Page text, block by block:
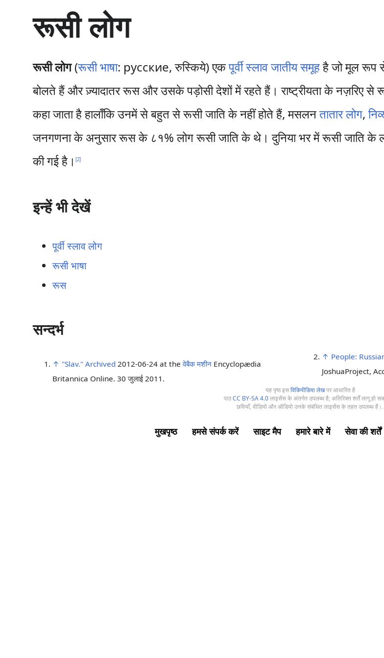
म
ग्री
एँ
रूसी लोग
रूसी लोग(रूसी भाषा: русские, रुस्किये) एकपूर्वी स्लावजातीय समूहहै जो मूल रूप
बोलते हैं और ज़्यादातर रूस और उसके पड़ोसी देशों में रहते हैं। राष्ट्रीयता के नज़रिए से
कहा जाता है हालाँकि उनमें से बहुत से रूसी जाति के नहीं होते हैं, मसलनतातार लोग,
जनगणना के अनुसार रूस के ८१% लोग रूसी जाति के थे। दुनिया भर में रूसी जाति के
की गई है।[2]
इन्हें भी देखें
पूर्वी स्लाव लोग
रूसी भाषा
रूस
सन्दर्भ
↑ "Slav." Archived 2012-06-24 at theवेबैक मशीन Encyclopædia
Britannica Online. 30 जुलाई 2011.
↑ People:
JoshuaProject,
यह पृष्ठ इसविकिपीडिया लेखपर आधारित है
पाठCC BY-SA 4.0लाइसेंस के अंतर्गत उपलब्ध है; अतिरिक्त शर्तें लागू हो
छवियाँ, वीडियो और ऑडियो उनके संबंधित लाइसेंस के तहत उपलब्ध हैं।.
मुखपृष्ठ हमसे संपर्क करें साइट मैप हमारे बारे में सेवा की शर्तें